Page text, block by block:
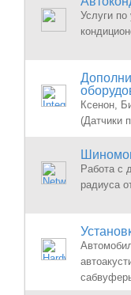
Услуги по
Ксенон,
(Датчики
Работа с
радиуса